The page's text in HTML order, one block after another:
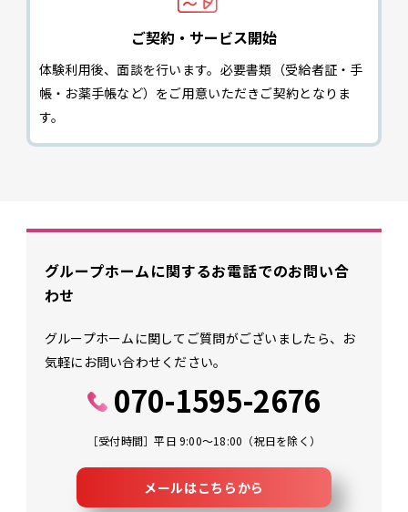
ご契約・サービス開始
体験利用後、面談を行います。必要書類（受給者証・手
帳・お薬手帳など）をご用意いただきご契約となりま
す。
グループホームに関するお電話でのお問い合
わせ
グループホームに関してご質問がございましたら、
お
気軽にお問い合わせください。
070-1595-2676
［受付時間］平日 9:00～18:00（祝日を除く）
メールはこちらから